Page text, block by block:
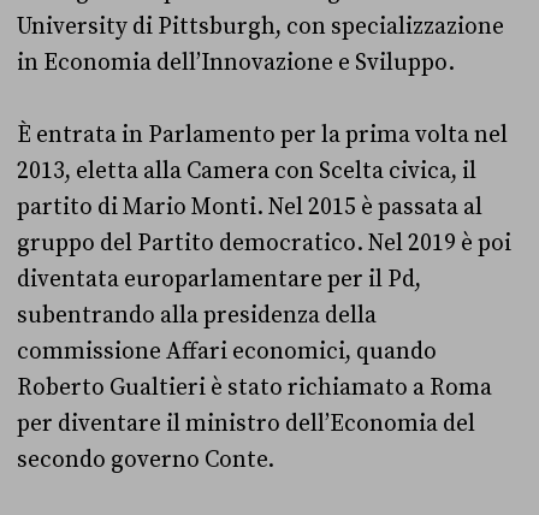
University di Pittsburgh, con specializzazione
in Economia dell’Innovazione e Sviluppo.
È entrata in Parlamento per la prima volta nel
2013, eletta alla Camera con Scelta civica, il
partito di Mario Monti. Nel 2015 è passata al
gruppo del Partito democratico. Nel 2019 è poi
diventata europarlamentare per il Pd,
subentrando alla presidenza della
commissione Affari economici, quando
Roberto Gualtieri è stato richiamato a Roma
per diventare il ministro dell’Economia del
secondo governo Conte.